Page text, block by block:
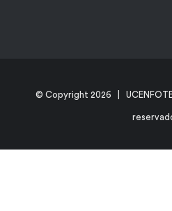
© Copyright 2026 |